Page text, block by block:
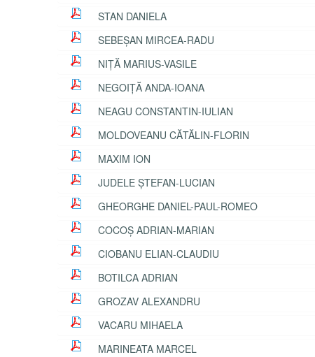
STAN DANIELA
SEBEȘAN MIRCEA-RADU
NIȚĂ MARIUS-VASILE
NEGOIȚĂ ANDA-IOANA
NEAGU CONSTANTIN-IULIAN
MOLDOVEANU CĂTĂLIN-FLORIN
MAXIM ION
JUDELE ȘTEFAN-LUCIAN
GHEORGHE DANIEL-PAUL-ROMEO
COCOȘ ADRIAN-MARIAN
CIOBANU ELIAN-CLAUDIU
BOTILCA ADRIAN
GROZAV ALEXANDRU
VACARU MIHAELA
MARINEATA MARCEL